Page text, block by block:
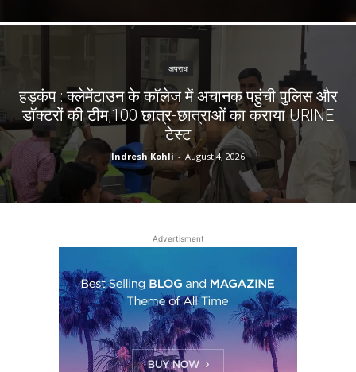
अपराध
हड़कंप : क्लेमेंटाउन के कॉलेज में अचानक पहुंची पुलिस और
डॉक्टरों की टीम,100 छात्र-छात्राओं का कराया URINE
टेस्ट
Indresh Kohli - August 4, 2026
Advertisment